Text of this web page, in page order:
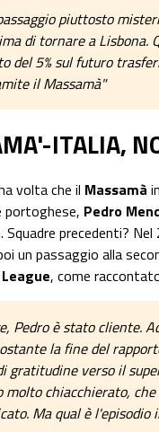
piuttosto
di tornare a Lisbona.
del 5% sul futuro
il Massamà"
ITALIA,
volta che il Massamà
portoghese, Pedro
Squadre precedenti?
un passaggio alla
, come
Pedro è stato cliente.
la fine del
gratitudine verso il
molto chiacchierato,
Ma qual è l'episodio